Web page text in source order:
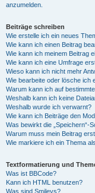
anzumelden.
Beiträge schreiben
Wie erstelle ich ein neues
Wie kann ich einen Beitrag
Wie kann ich meinem Beitrag
Wie kann ich eine Umfrage
Wieso kann ich nicht mehr
Wie bearbeite oder lösche ich
Warum kann ich auf
Weshalb kann ich keine
Weshalb wurde ich verwarnt?
Wie kann ich Beiträge den
Was bewirkt die „Speichern“-
Warum muss mein Beitrag
Wie markiere ich ein Thema
Textformatierung und
Was ist BBCode?
Kann ich HTML benutzen?
Was sind Smileys?